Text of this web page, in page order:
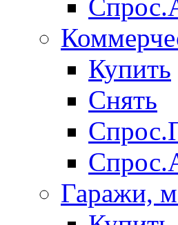
Купить
Снять
Гаражи,